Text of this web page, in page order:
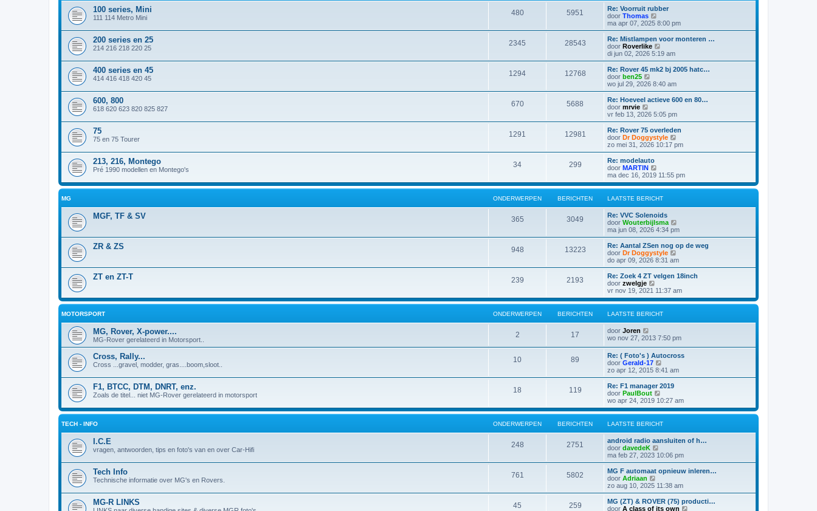
h
t
e
r
i
c
h
t
s
t
e
r
h
t
100 series, Mini
111 114 Metro Mini
480 5951
Re: Voorruit rubber
door Thomas
e
k
j
k
a
a
s
e
e
r
i
c
h
t
ma apr 07, 2025 8:00 pm
200 series en 25
214 216 218 220 25
2345 28543
Re: Mistlampen voor monteren …
door Roverlike
e
k
i
k
a
t
s
e
b
e
r
h
t
di jun 02, 2026 5:19 am
400 series en 45
414 416 418 420 45
1294 12768
Re: Rover 45 mk2 bj 2005 hatc…
door ben25
e
k
i
k
a
t
s
e
b
e
r
c
h
t
wo jul 29, 2026 8:40 am
600, 800
618 620 623 820 825 827
670 5688
Re: Hoeveel actieve 600 en 80…
door mrvie
e
k
i
j
k
a
a
t
s
t
b
e
r
i
c
h
t
vr feb 13, 2026 5:05 pm
75
75 en 75 Tourer
1291 12981
Re: Rover 75 overleden
door Dr Doggystyle
e
k
k
l
a
s
b
e
r
c
h
t
zo mei 31, 2026 10:17 pm
213, 216, Montego
Pré 1990 modellen en Montego's
34 299
Re: modelauto
door MARTIN
e
k
i
j
a
a
t
s
t
e
b
e
r
c
h
t
ma dec 16, 2019 11:55 pm
MG ONDERWERPEN BERICHTEN LAATSTE BERICHT
MGF, TF & SV 365 3049
Re: VVC Solenoids
door Wouterbijlsma
e
k
i
k
a
a
s
t
e
i
c
h
t
ma jun 08, 2026 4:34 pm
ZR & ZS 948 13223
Re: Aantal ZSen nog op de weg
door Dr Doggystyle
e
k
i
k
a
s
e
b
e
i
c
do apr 09, 2026 8:31 am
ZT en ZT-T 239 2193
Re: Zoek 4 ZT velgen 18inch
door zwelgje
e
k
i
j
a
t
s
t
e
b
e
r
c
h
t
vr nov 19, 2021 11:37 am
MOTORSPORT ONDERWERPEN BERICHTEN LAATSTE BERICHT
MG, Rover, X-power....
MG-Rover gerelateerd in Motorsport..
2 17 door Joren
e
j
k
l
a
a
t
s
t
e
b
e
r
i
c
h
t
wo nov 27, 2013 7:50 pm
Cross, Rally...
Cross ...gravel, modder, gras....boom,sloot..
10 89
Re: ( Foto's ) Autocross
door Gerald-17
e
k
i
k
a
a
s
t
b
e
r
c
h
t
zo apr 12, 2015 8:41 am
F1, BTCC, DTM, DNRT, enz.
Zoals de titel... niet MG-Rover gerelateerd in motorsport
18 119
Re: F1 manager 2019
door PaulBout
e
k
i
j
a
t
s
t
b
e
r
i
wo apr 24, 2019 10:27 am
TECH - INFO ONDERWERPEN BERICHTEN LAATSTE BERICHT
I.C.E
vragen, antwoorden, tips en foto's van en over Car-Hifi
248 2751
android radio aansluiten of h…
door davedeK
e
k
i
k
a
a
ma feb 27, 2023 10:06 pm
Tech Info
Technische informatie over MG's en Rovers.
761 5802
MG F automaat opnieuw inleren…
door Adriaan
e
k
i
j
zo aug 10, 2025 11:38 am
MG-R LINKS 45 259
MG (ZT) & ROVER (75) producti…
door A class of its own